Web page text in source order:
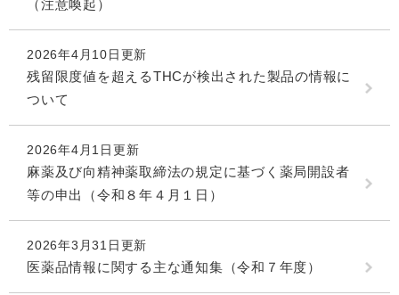
（注意喚起）
2026年4月10日更新
残留限度値を超えるTHCが検出された製品の情報に
ついて
2026年4月1日更新
麻薬及び向精神薬取締法の規定に基づく薬局開設者
等の申出（令和８年４月１日）
2026年3月31日更新
医薬品情報に関する主な通知集（令和７年度）